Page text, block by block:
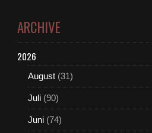
ARCHIVE
2026
August (31)
Juli (90)
Juni (74)